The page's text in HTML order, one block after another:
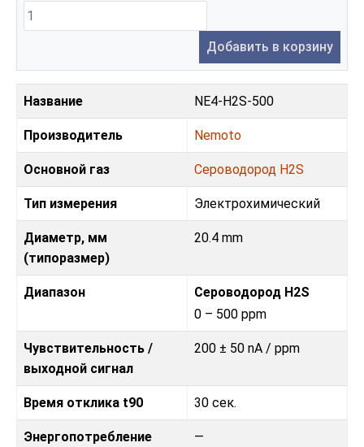
Добавить в корзину
Название NE4-H2S-500
Производитель Nemoto
Основной газ Сероводород H2S
Тип измерения Электрохимический
Диаметр, мм
(типоразмер)
20.4 mm
Диапазон
Сероводород H2S
0 – 500 ppm
Чувствительность /
выходной сигнал
200 ± 50 nA / ppm
Время отклика t90 30 сек.
Энергопотребление —